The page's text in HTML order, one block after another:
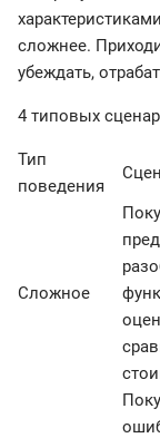
сложнее.
убеждать,
4 типовых
Тип
поведения
Сложное